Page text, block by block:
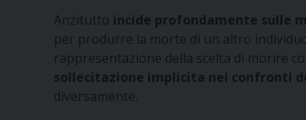
Anzitutto incide profondamente sulle
per produrre la morte di un altro
rappresentazione della scelta di morire
sollecitazione implicita nei confronti
diversamente.